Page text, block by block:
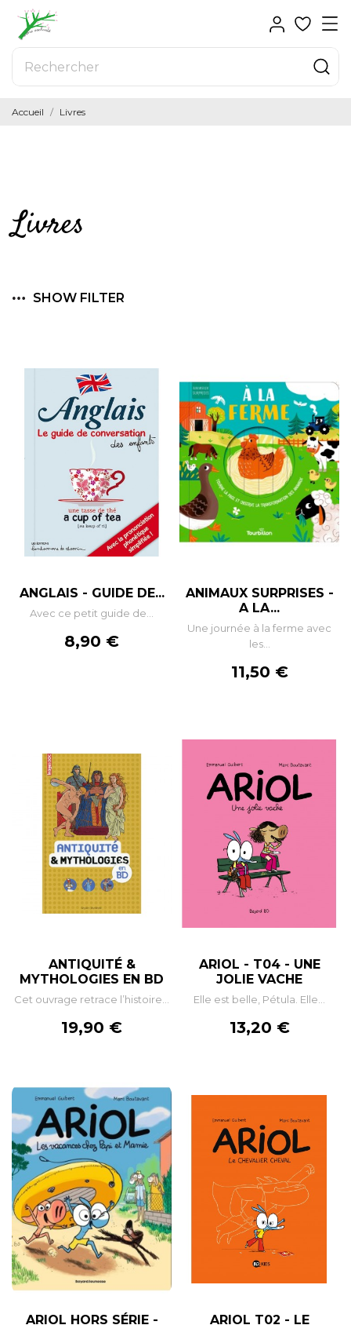
Accueil Livres
Livres
SHOW FILTER
ANGLAIS - GUIDE DE...
Avec ce petit guide de...
Prix
8,90 €
ANIMAUX SURPRISES -
A LA...
Une journée à la ferme avec
les...
Prix
11,50 €
ANTIQUITÉ &
MYTHOLOGIES EN BD
Cet ouvrage retrace l’histoire...
Prix
19,90 €
ARIOL - T04 - UNE
JOLIE VACHE
Elle est belle, Pétula. Elle...
Prix
13,20 €
ARIOL HORS SÉRIE -
ARIOL T02 - LE